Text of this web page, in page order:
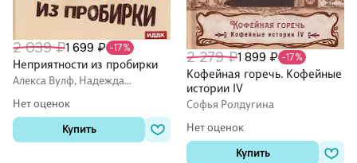
2 039 ₽1 699 ₽ -17%
Неприятности из пробирки
Алекса Вулф, Надежда
Нет оценок
Купить
2 279 ₽1 899 ₽ -17%
Кофейная горечь. Кофейные
истории IV
Софья Ролдугина
Нет оценок
Купить